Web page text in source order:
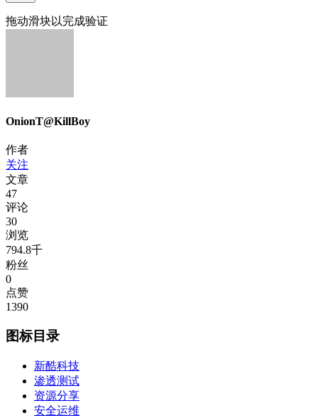
拖动滑块以完成验证
OnionT@KillBoy
作者
关注
文章
47
评论
30
浏览
794.8千
粉丝
0
点赞
1390
图标目录
新酷科技
渗透测试
资源分享
安全运维